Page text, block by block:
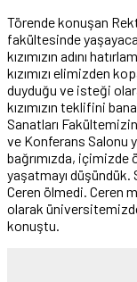
Törende konuşan
fakültesinde
kızımızın adını
kızımızı elimizden
duyduğu ve isteği
kızımızın teklifini
Sanatları
ve Konferans Salonu
bağrımızda, içimizde
yaşatmayı düşündük.
Ceren ölmedi. Ceren
olarak
konuştu.